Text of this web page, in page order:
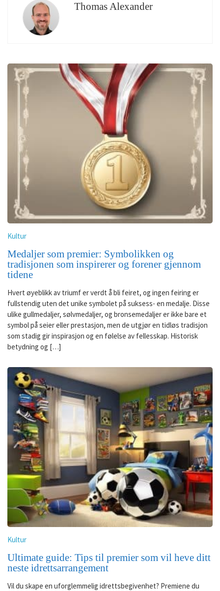
Thomas Alexander
Kultur
Medaljer som premier: Symbolikken og
tradisjonen som inspirerer og forener gjennom
tidene
Hvert øyeblikk av triumf er verdt å bli feiret, og ingen feiring er
fullstendig uten det unike symbolet på suksess- en medalje. Disse
ulike gullmedaljer, sølvmedaljer, og bronsemedaljer er ikke bare et
symbol på seier eller prestasjon, men de utgjør en tidløs tradisjon
som stadig gir inspirasjon og en følelse av fellesskap. Historisk
betydning og […]
Kultur
Ultimate guide: Tips til premier som vil heve ditt
neste idrettsarrangement
Vil du skape en uforglemmelig idrettsbegivenhet? Premiene du